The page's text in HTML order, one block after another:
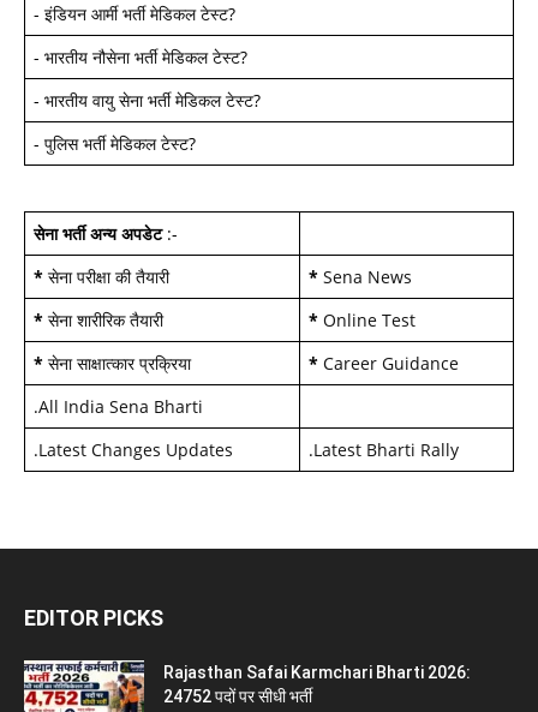
- इंडियन आर्मी भर्ती मेडिकल टेस्ट?
- भारतीय नौसेना भर्ती मेडिकल टेस्ट?
- भारतीय वायु सेना भर्ती मेडिकल टेस्ट?
- पुलिस भर्ती मेडिकल टेस्ट?
सेना भर्ती अन्य अपडेट:-
* सेना परीक्षा की तैयारी * Sena News
* सेना शारीरिक तैयारी * Online Test
* सेना साक्षात्कार प्रक्रिया * Career Guidance
.All India Sena Bharti
.Latest Changes Updates .Latest Bharti Rally
EDITOR PICKS
Rajasthan Safai Karmchari Bharti 2026:
24752 पदों पर सीधी भर्ती